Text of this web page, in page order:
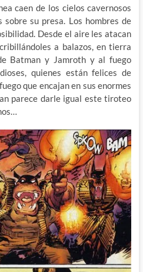
caen de los cielos cavernosos
sobre su presa. Los hombres de
Desde el aire les atacan
a balazos, en tierra
Batman y Jamroth y al fuego
quienes están felices de
que encajan en sus enormes
parece darle igual este tiroteo